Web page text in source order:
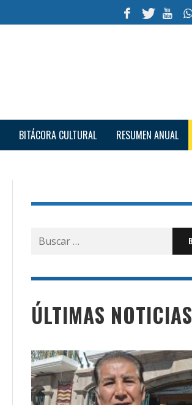
BITÁCORA CULTURAL RESUMEN ANUAL
Buscar
por:
ÚLTIMAS NOTICIAS